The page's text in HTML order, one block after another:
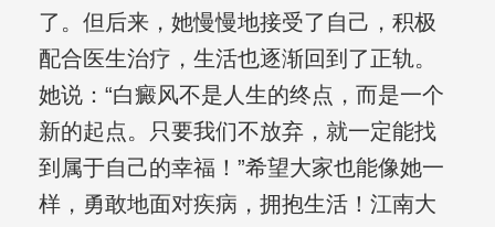
了。但后来，她慢慢地接受了自己，积极
配合医生治疗，生活也逐渐回到了正轨。
她说：“白癜风不是人生的终点，而是一个
新的起点。只要我们不放弃，就一定能找
到属于自己的幸福！”希望大家也能像她一
样，勇敢地面对疾病，拥抱生活！江南大